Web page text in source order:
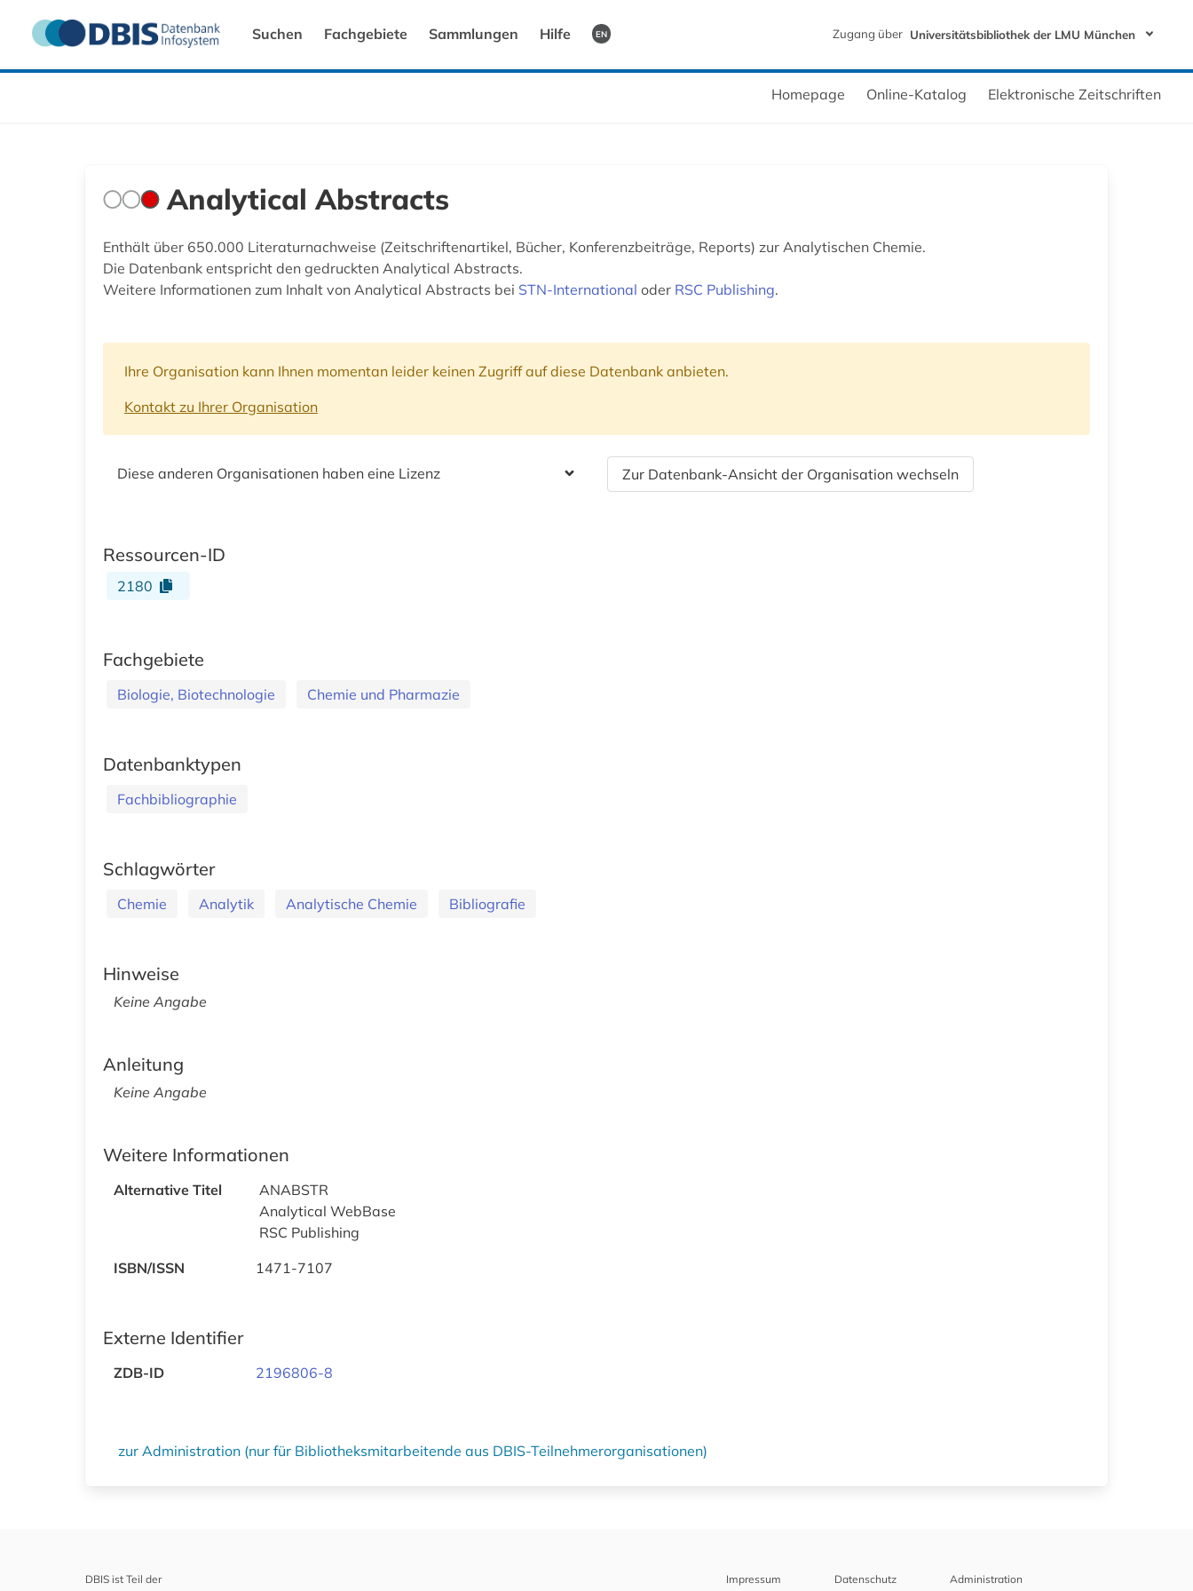
Suchen Fachgebiete Sammlungen Hilfe EN Zugang über Universitätsbibliothek der LMU München
Homepage Online-Katalog Elektronische Zeitschriften
Analytical Abstracts
Enthält über 650.000 Literaturnachweise (Zeitschriftenartikel, Bücher, Konferenzbeiträge, Reports) zur Analytischen Chemie.
Die Datenbank entspricht den gedruckten Analytical Abstracts.
Weitere Informationen zum Inhalt von Analytical Abstracts bei STN-International oder RSC Publishing.
Ihre Organisation kann Ihnen momentan leider keinen Zugriff auf diese Datenbank anbieten.
Kontakt zu Ihrer Organisation
Diese anderen Organisationen haben eine Lizenz Zur Datenbank-Ansicht der Organisation wechseln
Ressourcen-ID
2180
Fachgebiete
Biologie, Biotechnologie Chemie und Pharmazie
Datenbanktypen
Fachbibliographie
Schlagwörter
Chemie Analytik Analytische Chemie Bibliografie
Hinweise
Keine Angabe
Anleitung
Keine Angabe
Weitere Informationen
Alternative Titel
ANABSTR
Analytical WebBase
RSC Publishing
ISBN/ISSN
1471-7107
Externe Identifier
ZDB-ID 2196806-8
zur Administration (nur für Bibliotheksmitarbeitende aus DBIS-Teilnehmerorganisationen)
DBIS ist Teil der Impressum Datenschutz Administration